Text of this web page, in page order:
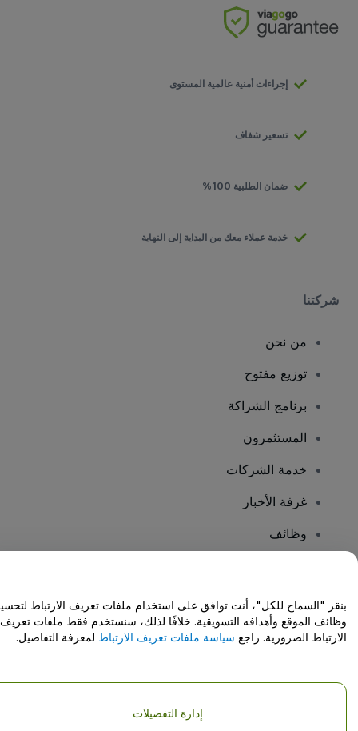
إجراءات أمنية عالمية المستوى
تسعير شفاف
ضمان الطلبية 100%
خدمة عملاء معك من البداية إلى النهاية
شركتنا
من نحن
توزيع مفتوح
برنامج الشراكة
المستثمرون
خدمة الشركات
غرفة الأخبار
وظائف
مركز المساعدة / اتصل بنا
حقوق النشر © شركة فياجوجو المحدودة 2026
تفاصيل الشركة
بنقر "السماح للكل"، أنت توافق على استخدام ملفات تعريف الارتباط
وظائف الموقع وأهدافه التسويقية. خلافًا لذلك، سنستخدم فقط ملفات تعريف
الارتباط الضرورية. راجع سياسة ملفات تعريف الارتباط لمعرفة التفاصيل.
إدارة التفضيلات